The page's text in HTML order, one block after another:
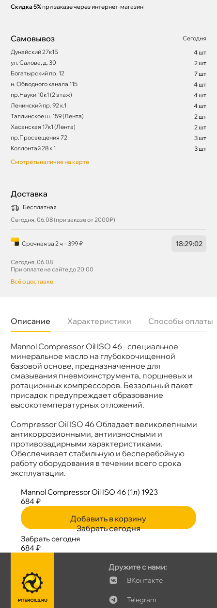
Скидка 5% при заказе через интернет-магазин
Самовывоз
Сегодня
Дунайский 27к1Б
4 шт
ул. Салова, д. 30
2 шт
Богатырский пр. 12
7 шт
н. Обводного канала 115
4 шт
пр.Науки 10к1 (2 этаж)
4 шт
Ленинский пр. 92 к.1
4 шт
Таллинское ш. 159 (Лента)
2 шт
Хасанская 17к1 (Лента)
2 шт
пр.Просвещения 72
3 шт
Коллонтай 28 к.1
3 шт
Смотреть наличие на карте
Доставка
Бесплатная
Сегодня, 06.08 (при заказе от 2000₽)
Срочная за 2 ч – 399 ₽ 18:29:02
Сегодня, 06.08
При оплате на сайте до 20:00
сё о доставке
Описание Характеристики Способы оплаты
Mannol Compressor Oil ISO 46 - специальное
минеральное масло на глубокоочищенной
азовой основе, предназначенное для
смазывания пневмоинструмента, поршневых и
ротационных компрессоров. Беззольный пакет
присадок предупреждает образование
ысокотемпературных отложений.
Compressor Oil ISO 46 Обладает великолепными
антикоррозионными, антиизносными и
противозадирными характеристиками.
Обеспечивает стабильную и бесперебойную
работу оборудования в течении всего срока
эксплуатации.
язкость
ISO 46
Тип масла
Минеральное
Допуски
DIN 51 506 VBL, VCL & VDL
Спецификации
ISO L DAA, DAB, DAG & DAH
Объем
1л
Артикул
1923
Применение
Промышленное
Mannol Compressor Oil ISO 46 (1л) 1923
684 ₽
Добавить в корзину
Забрать сегодня
Забрать сегодня
684 ₽
Дружите с нами:
Контакте
Telegram